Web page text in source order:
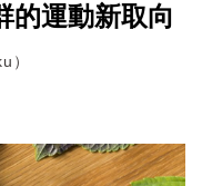
的運動新取向
）